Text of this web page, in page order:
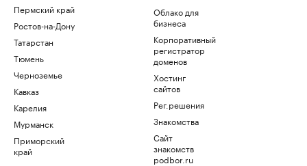
Пермский край
Ростов-на-Дону
Татарстан
Тюмень
Черноземье
Кавказ
Карелия
Мурманск
Приморский
край
Облако для
бизнеса
Корпоративный
регистратор
доменов
Хостинг
сайтов
Рег.решения
Знакомства
Сайт
знакомств
podbor.ru